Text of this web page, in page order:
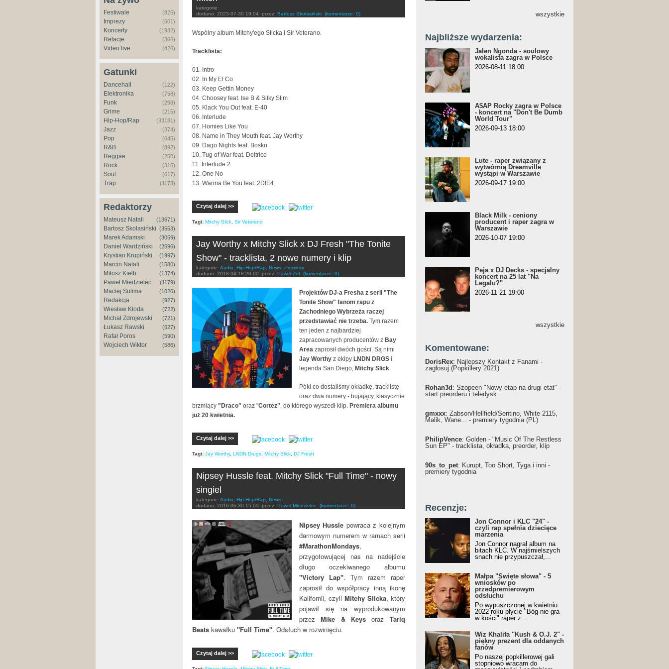
Festiwale (825)
Imprezy (601)
Koncerty (1932)
Relacje (366)
Video live (426)
Gatunki
Dancehall (122)
Elektronika (758)
Funk (298)
Grime (215)
Hip-Hop/Rap (33181)
Jazz (374)
Pop (645)
R&B (892)
Reggae (250)
Rock (316)
Soul (617)
Trap (1173)
Redaktorzy
Mateusz Natali (13671)
Bartosz Skolasiński (3553)
Marek Adamski (3059)
Daniel Wardziński (2596)
Krystian Krupiński (1997)
Marcin Natali (1580)
Miłosz Kiełb (1374)
Paweł Miedzielec (1179)
Maciej Sulima (1026)
Redakcja (927)
Wiesław Kłoda (722)
Michał Zdrojewski (721)
Łukasz Rawski (627)
Rafał Poros (590)
Wojciech Wiktor (586)
kategorie:
dodano: 2023-07-30 19:04 przez: Bartosz Skolasiński (komentarze: 0)
Wspólny album Mitchy'ego Slicka i Sir Veterano.
Tracklista:
01. Intro
02. In My El Co
03. Keep Gettin Money
04. Choosey feat. Ise B & Silky Slim
05. Klack You Out feat. E-40
06. Interlude
07. Homies Like You
08. Name in They Mouth feat. Jay Worthy
09. Dago Nights feat. Bosko
10. Tug of War feat. Deltrice
11. Interlude 2
12. One No
13. Wanna Be You feat. 2DIE4
Czytaj dalej >>
Tagi: Mitchy Slick Sir Veterano
Jay Worthy x Mitchy Slick x DJ Fresh "The Tonite
Show" - tracklista, 2 nowe numery i klip
kategorie: Audio Hip-Hop/Rap News Premiery
dodano: 2018-04-18 20:00 przez: Paweł Zet (komentarze: 0)
Projektów DJ-a Fresha z serii "The
Tonite Show" fanom rapu z
Zachodniego Wybrzeża raczej
przedstawiać nie trzeba. Tym razem
ten jeden z najbardziej
zapracowanych producentów z Bay
Area zaprosił dwóch gości. Są nimi
Jay Worthy z ekipy LNDN DRGS i
legenda San Diego, Mitchy Slick
Póki co dostaliśmy okładkę, tracklistę
oraz dwa numery - bujający, klasycznie
brzmiący "Draco" oraz "Cortez" , do którego wyszedł klip. Premiera albumu
już 20 kwietnia.
Czytaj dalej >>
Tagi: Jay Worthy, LNDN Drugs Mitchy Slick DJ Fresh
Nipsey Hussle feat. Mitchy Slick "Full Time" - nowy
singiel
kategorie: Audio Hip-Hop/Rap
News
dodano: 2016-06-30 15:00 przez: Paweł Miedzielec (komentarze: 0)
Nipsey Hussle powraca z kolejnym
darmowym numerem w ramach serii
#MarathonMondays,
przygotowującej nas na nadejście
długo oczekiwanego albumu
"Victory Lap". Tym razem raper
zaprosił do współpracy inną ikonę
Kalifornii, czyli Mitchy Slicka, który
pojawił się na wyprodukowanym
przezMike & Keys oraz Tariq
Beats kawałku "Full Time". Odsłuch w rozwinięciu.
Czytaj dalej >>
wszystkie
Najbliższe wydarzenia:
Jalen Ngonda - soulowy
wokalista zagra w Polsce
2026-08-11 18:00
A$AP Rocky zagra w Polsce
- koncert na "Don't Be Dumb
World Tour"
2026-09-13 18:00
Lute - raper związany z
wytwórnią Dreamville
wystąpi w Warszawie
2026-09-17 19:00
Black Milk - ceniony
producent i raper zagra w
Warszawie
2026-10-07 19:00
Peja x DJ Decks - specjalny
koncert na 25 lat "Na
Legalu?"
2026-11-21 19:00
wszystkie
Komentowane:
DorisRex: Najlepszy Kontakt z Fanami -
zagłosuj (Popkillery 2021)
Rohan3d : Szopeen "Nowy etap na drugi etat" -
start preorderu i teledysk
gmxxx: Żabson/Hellfield/Sentino, White 2115,
Malik, Wane... - premiery tygodnia (PL)
PhilipVence: Golden - "Music Of The Restless
Sun EP" - tracklista, okładka, preorder, klip
90s_to_pet: Kurupt, Too Short, Tyga i inni -
premiery tygodnia
Recenzje:
Jon Connor i KLC "24" -
czyli rap spełnia dziecięce
marzenia
Jon Connor nagrał album na
bitach KLC. W najśmielszych
snach nie przypuszczał,...
Małpa "Święte słowa" - 5
wniosków po
przedpremierowym
odsłuchu
Po wypuszczonej w kwietniu
2022 roku płycie "Bóg nie gra
w kości" raper z...
Wiz Khalifa "Kush & O.J. 2" -
piękny prezent dla oddanych
fanów
Po naszej popkillerowej gali
stopniowo wracam do